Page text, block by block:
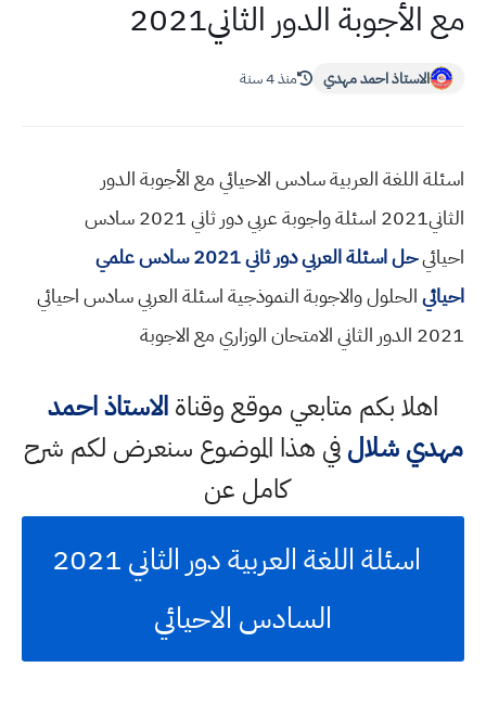
مع الأجوبة الدور الثاني2021
الاستاذ احمد مهدي منذ 4 سنة
اسئلة اللغة العربية سادس الاحيائي مع الأجوبة الدور
الثاني2021 اسئلة واجوبة عربي دور ثاني 2021 سادس
احيائي
حل اسئلة العربي دور ثاني 2021 سادس علمي
احيائيالحلول والاجوبة النموذجية اسئلة العربي سادس احيائي
2021 الدور الثاني الامتحان الوزاري مع الاجوبة
اهلا بكم متابعي موقع وقناةالاستاذ احمد
مهدي شلالفي هذا الموضوع سنعرض لكم شرح
كامل عن
اسئلة اللغة العربية دور الثاني 2021
السادس الاحيائي